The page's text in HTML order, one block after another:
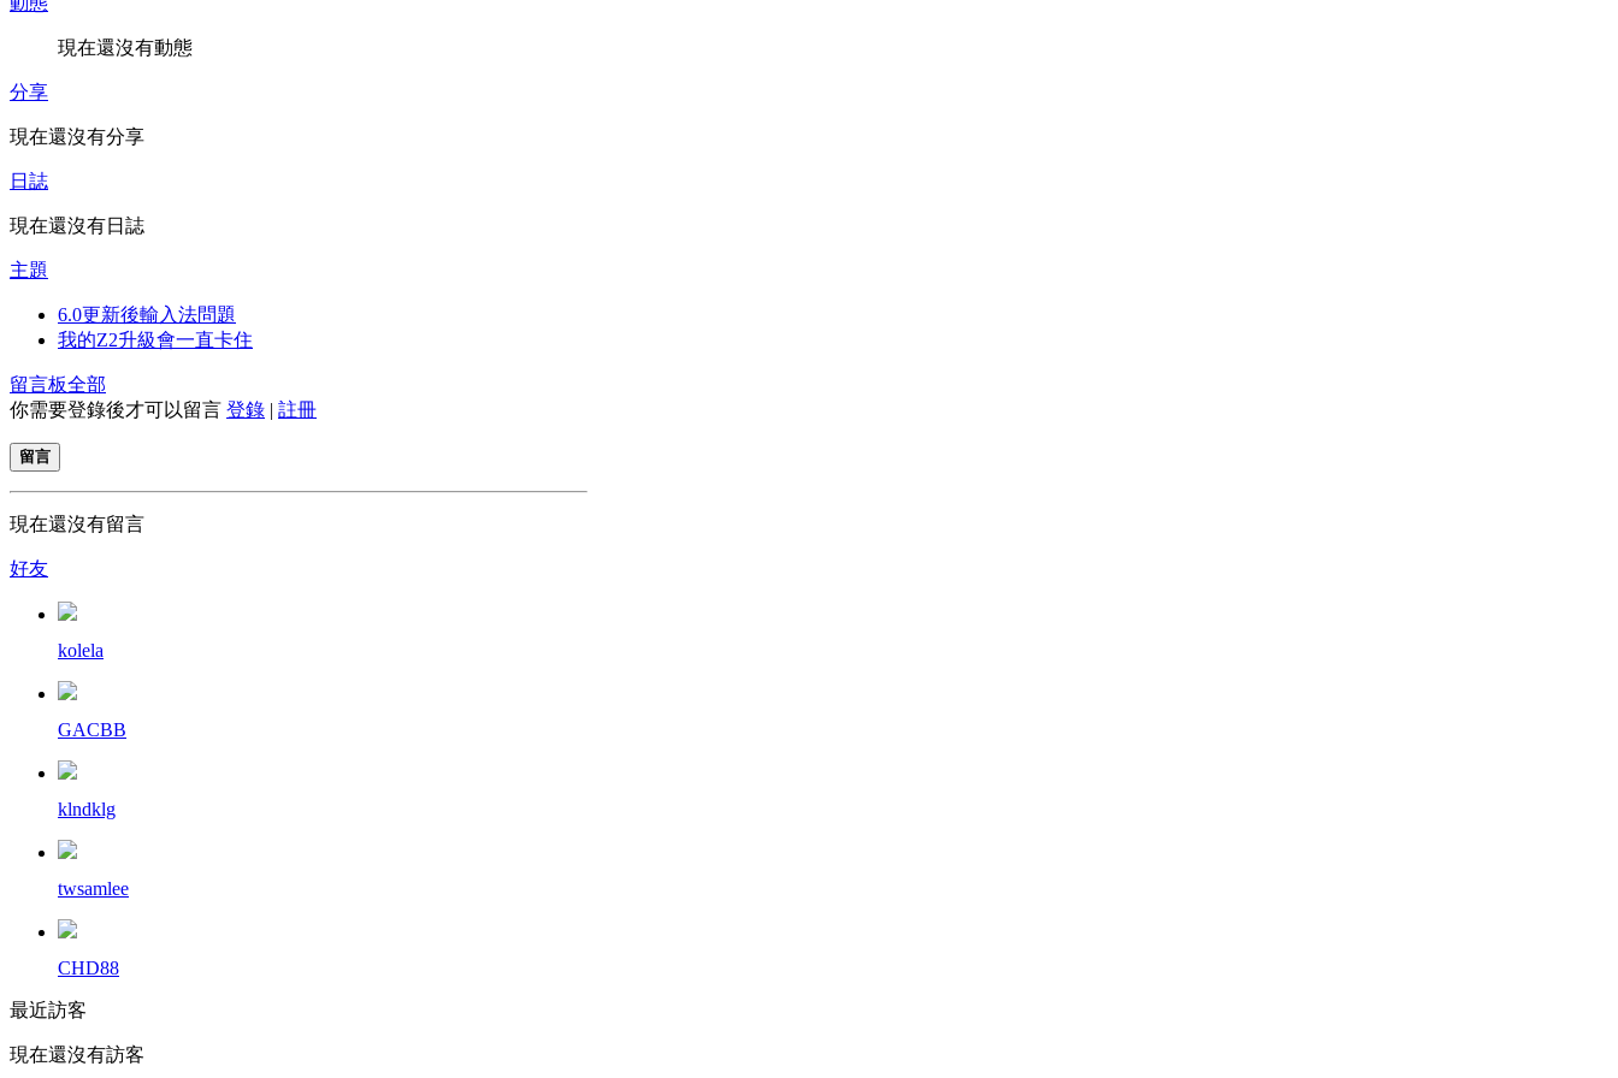
現在還沒有動態
分享
現在還沒有分享
日誌
現在還沒有日誌
主題
6.0更新後輸入法問題
我的Z2升級會一直卡住
留言板全部
你需要登錄後才可以留言 登錄 | 註冊
留言
現在還沒有留言
好友
kolela
GACBB
klndklg
twsamlee
CHD88
最近訪客
現在還沒有訪客